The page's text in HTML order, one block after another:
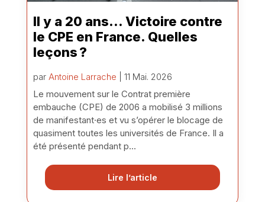
Il y a 20 ans… Victoire contre
le CPE en France. Quelles
leçons ?
par Antoine Larrache | 11 Mai. 2026
Le mouvement sur le Contrat première
embauche (CPE) de 2006 a mobilisé 3 millions
de manifestant·es et vu s’opérer le blocage de
quasiment toutes les universités de France. Il a
été présenté pendant p...
Lire l’article